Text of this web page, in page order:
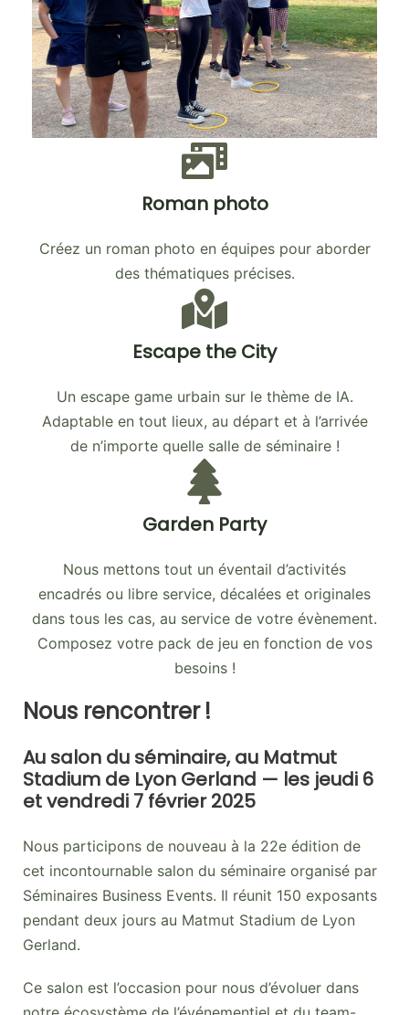
Roman photo
Créez un roman photo en équipes pour aborder
des thématiques précises.
Escape the City
Un escape game urbain sur le thème de IA.
Adaptable en tout lieux, au départ et à l’arrivée
de n’importe quelle salle de séminaire !
Garden Party
Nous mettons tout un éventail d’activités
encadrés ou libre service, décalées et originales
dans tous les cas, au service de votre évènement.
Composez votre pack de jeu en fonction de vos
besoins !
Nous rencontrer !
Au salon du séminaire, au Matmut
Stadium de Lyon Gerland — les jeudi 6
et vendredi 7 février 2025
Nous participons de nouveau à la 22e édition de
cet incontournable salon du séminaire organisé par
Séminaires Business Events. Il réunit 150 exposants
pendant deux jours au Matmut Stadium de Lyon
Gerland.
Ce salon est l’occasion pour nous d’évoluer dans